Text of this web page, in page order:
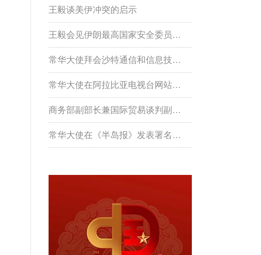
王毅谈美伊冲突的启示
王毅会见伊朗最高国家安全委员会副秘书内扎米普尔
常华大使拜会沙特通信和信息技术大臣苏瓦哈
常华大使在阿拉比亚电视台网站发表署名文章《携手构建更加公正合理的全球治理体系》
商务部副部长兼国际贸易谈判副代表凌激会见沙特基础工业公司首席执行官法基尔
常华大使在《半岛报》发表署名文章《中国好，世界会更好》